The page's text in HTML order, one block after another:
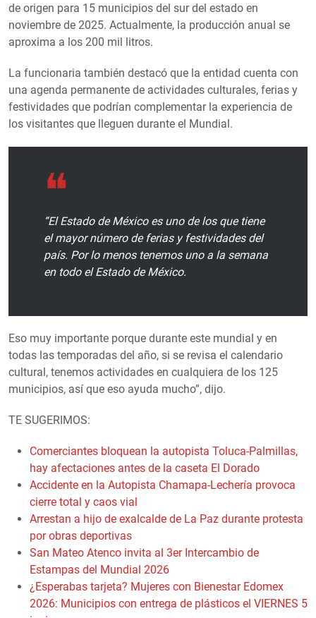
de origen para 15 municipios del sur del estado en
noviembre de 2025. Actualmente, la producción anual se
aproxima a los 200 mil litros.
La funcionaria también destacó que la entidad cuenta con
una agenda permanente de actividades culturales, ferias y
festividades que podrían complementar la experiencia de
los visitantes que lleguen durante el Mundial.
“El Estado de México es uno de los que tiene
el mayor número de ferias y festividades del
país. Por lo menos tenemos uno a la semana
en todo el Estado de México.
Eso muy importante porque durante este mundial y en
todas las temporadas del año, si se revisa el calendario
cultural, tenemos actividades en cualquiera de los 125
municipios, así que eso ayuda mucho”, dijo.
TE SUGERIMOS:
Comerciantes bloquean la autopista Toluca-Palmillas,
hay afectaciones antes de la caseta El Dorado
Accidente en la Autopista Chamapa-Lechería provoca
cierre total y caos vial
Arrestan a hijo de exalcalde de La Paz durante protesta
por obras deportivas
San Mateo Atenco invita al 3er Intercambio de
Estampas del Mundial 2026
¿Esperabas tarjeta? Mujeres con Bienestar Edomex
2026: Municipios con entrega de plásticos el VIERNES 5